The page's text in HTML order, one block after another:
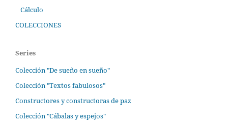
Cálculo
COLECCIONES
Series
Colección "De sueño en sueño"
Colección "Textos fabulosos"
Constructores y constructoras de paz
Colección "Cábalas y espejos"